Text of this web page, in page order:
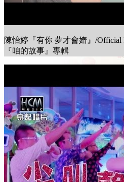
陳怡婷『有你 夢才會媠』/Official
『咱的故事』專輯